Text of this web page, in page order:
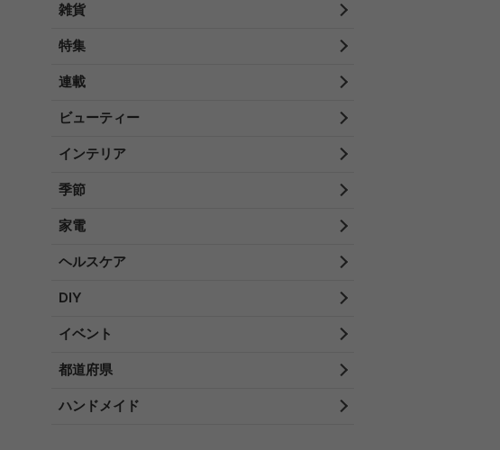
雑貨
特集
連載
ビューティー
インテリア
季節
家電
ヘルスケア
DIY
イベント
都道府県
ハンドメイド